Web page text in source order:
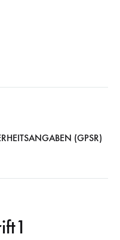
(GPSR)